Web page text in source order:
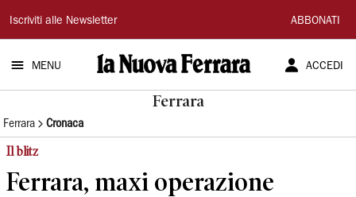
La
Nuova
Ferrara
Iscriviti alle Newsletter ABBONATI
MENU ACCEDI
Ferrara
Ferrara Cronaca
Il blitz
Ferrara, maxi operazione